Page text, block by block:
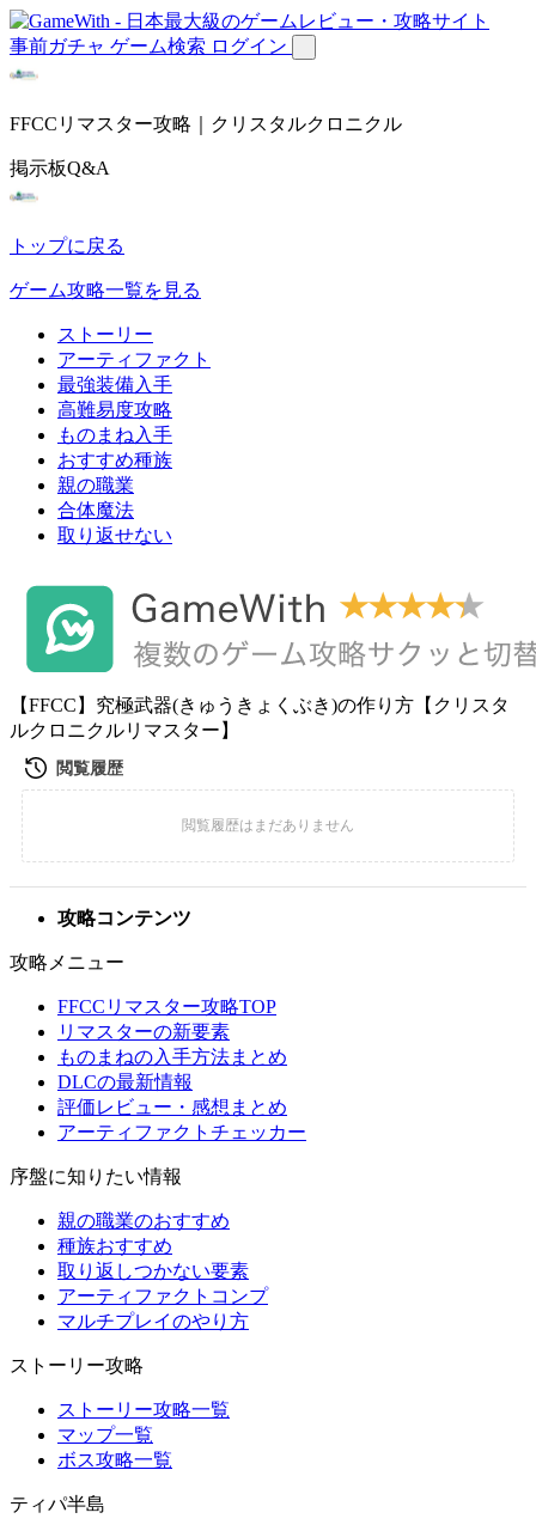
事前ガチャ ゲーム検索 ログイン
FFCCリマスター攻略｜クリスタルクロニクル
掲示板Q&A
トップに戻る
ゲーム攻略一覧を見る
ストーリー
アーティファクト
最強装備入手
高難易度攻略
ものまね入手
おすすめ種族
親の職業
合体魔法
取り返せない
【FFCC】究極武器(きゅうきょくぶき)の作り方【クリスタ
ルクロニクルリマスター】
攻略コンテンツ
攻略メニュー
FFCCリマスター攻略TOP
リマスターの新要素
ものまねの入手方法まとめ
DLCの最新情報
評価レビュー・感想まとめ
アーティファクトチェッカー
序盤に知りたい情報
親の職業のおすすめ
種族おすすめ
取り返しつかない要素
アーティファクトコンプ
マルチプレイのやり方
ストーリー攻略
ストーリー攻略一覧
マップ一覧
ボス攻略一覧
ティパ半島